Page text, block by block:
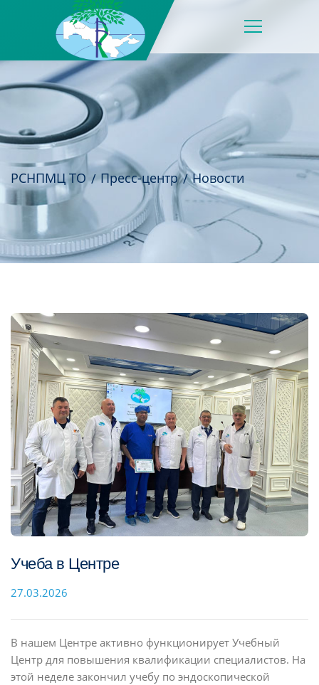
РСНПМЦ ТО Пресс-центр Новости
Учеба в Центре
27.03.2026
В нашем Центре активно функционирует Учебный
Центр для повышения квалификации специалистов. На
этой неделе закончил учебу по эндоскопической